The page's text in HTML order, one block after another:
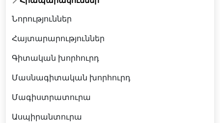
Նորություններ
Հայտարարություններ
Գիտական խորհուրդ
Մասնագիտական խորհուրդ
Մագիստրատուրա
Ասպիրանտուրա